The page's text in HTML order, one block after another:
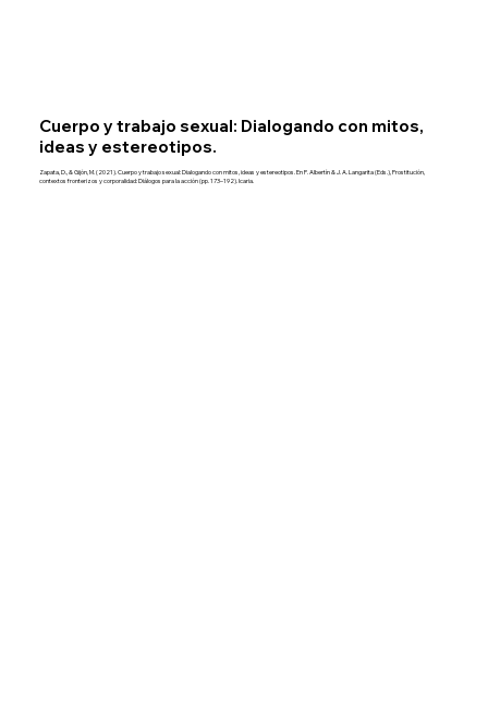
Cuerpo y trabajo sexual: Dialogando con mitos,
ideas y estereotipos.
Zapata, D., & Gijón, M. (2021). Cuerpo y trabajo sexual: Dialogando con mitos, ideas y estereotipos. En P. Albertín & J. A. Langarita (Eds.), Prostitución,
contextos fronterizos y corporalidad: Diálogos para la acción (pp. 173–192). Icaria.